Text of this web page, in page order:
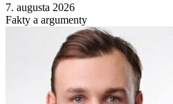
7. augusta 2026
Fakty a argumenty